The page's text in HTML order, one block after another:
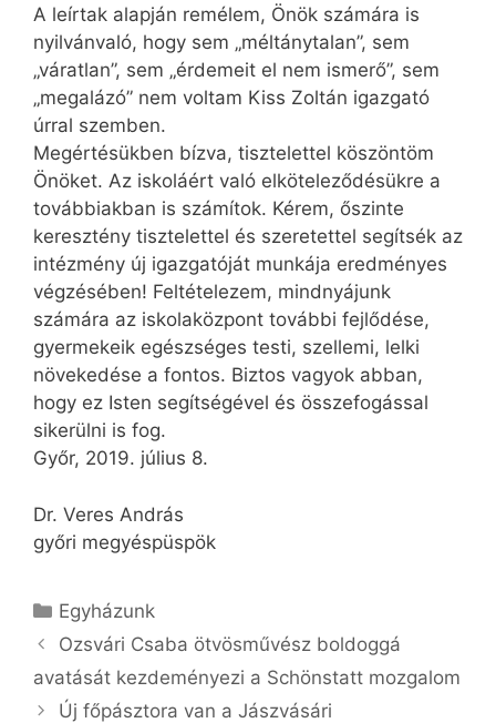
A leírtak alapján remélem, Önök számára is
nyilvánvaló, hogy sem „méltánytalan”, sem
„váratlan”, sem „érdemeit el nem ismerő”, sem
„megalázó” nem voltam Kiss Zoltán igazgató
úrral szemben.
Megértésükben bízva, tisztelettel köszöntöm
Önöket. Az iskoláért való elköteleződésükre a
továbbiakban is számítok. Kérem, őszinte
keresztény tisztelettel és szeretettel segítsék az
intézmény új igazgatóját munkája eredményes
végzésében! Feltételezem, mindnyájunk
számára az iskolaközpont további fejlődése,
gyermekeik egészséges testi, szellemi, lelki
növekedése a fontos. Biztos vagyok abban,
hogy ez Isten segítségével és összefogással
sikerülni is fog.
Győr, 2019. július 8.
Dr. Veres András
győri megyéspüspök
Kategória
Egyházunk
Ozsvári Csaba ötvösművész boldoggá
avatását kezdeményezi a Schönstatt mozgalom
Új főpásztora van a Jászvásári